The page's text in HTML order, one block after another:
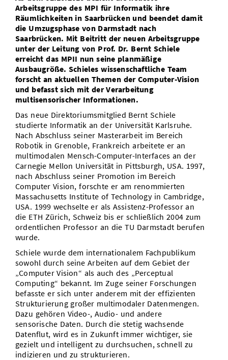
Vom Studium in den Beruf
Study Scheduler
Bibliothek
Open Science/Open Access
Start-ups
IT-Themenabend
Ranking
Zahlen & Fakten
Preise, Auszeichnungen und Förderungen
Kontakt
SIC Merchandise
SIC Podcast
Anfahrt
AnsprechpartnerInnen, Personen, Forschungsgruppen
Termine, Vorträge und Veranstaltungen
Alumni
Arbeitsgruppe des MPI für Informatik ihre
Räumlichkeiten in Saarbrücken und beendet damit
die Umzugsphase von Darmstadt nach
Saarbrücken. Mit Beitritt der neuen Arbeitsgruppe
unter der Leitung von Prof. Dr. Bernt Schiele
erreicht das MPII nun seine planmäßige
Ausbaugröße. Schieles wissenschaftliche Team
forscht an aktuellen Themen der Computer-Vision
und befasst sich mit der Verarbeitung
multisensorischer Informationen.
Das neue Direktoriumsmitglied Bernt Schiele
studierte Informatik an der Universität Karlsruhe.
Nach Abschluss seiner Masterarbeit im Bereich
Robotik in Grenoble, Frankreich arbeitete er an
multimodalen Mensch-Computer-Interfaces an der
Carnegie Mellon Universität in Pittsburgh, USA. 1997,
nach Abschluss seiner Promotion im Bereich
Computer Vision, forschte er am renommierten
Massachusetts Institute of Technology in Cambridge,
USA. 1999 wechselte er als Assistenz-Professor an
die ETH Zürich, Schweiz bis er schließlich 2004 zum
ordentlichen Professor an die TU Darmstadt berufen
wurde.
Schiele wurde dem internationalem Fachpublikum
sowohl durch seine Arbeiten auf dem Gebiet der
„Computer Vision“ als auch des „Perceptual
Computing“ bekannt. Im Zuge seiner Forschungen
befasste er sich unter anderem mit der effizienten
Strukturierung großer multimodaler Datenmengen.
Dazu gehören Video-, Audio- und andere
sensorische Daten. Durch die stetig wachsende
Datenflut, wird es in Zukunft immer wichtiger, sie
gezielt und intelligent zu durchsuchen, schnell zu
indizieren und zu strukturieren.